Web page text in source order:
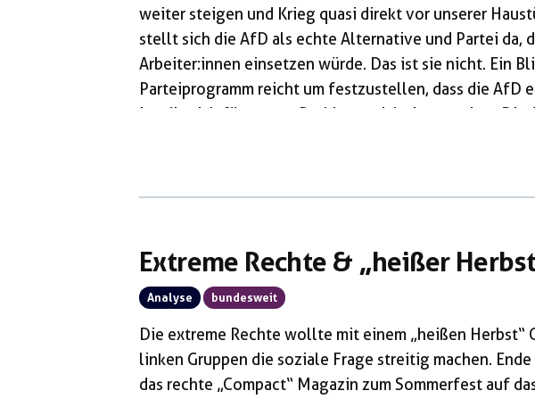
weiter steigen und Krieg quasi direkt vor unserer
stellt sich die AfD als echte Alternative und Partei da,
Arbeiter:innen einsetzen würde. Das ist sie nicht. Ein
Parteiprogramm reicht um festzustellen, dass die AfD
ist, die sich für unsere Probleme nicht interessiert. Die
Extreme Rechte & „heißer
Analyse bundesweit
Die extreme Rechte wollte mit einem „heißen Herbst“
linken Gruppen die soziale Frage streitig machen.
das rechte „Compact“ Magazin zum Sommerfest auf